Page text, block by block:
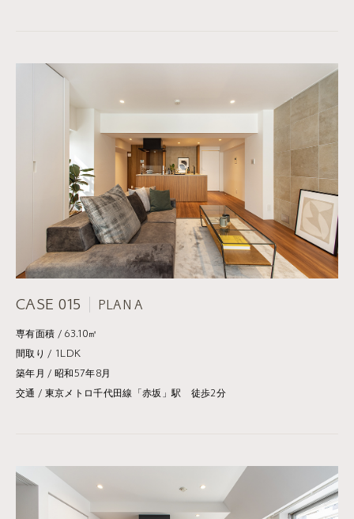
CASE 015 PLAN A
専有面積 / 63.10㎡
間取り / 1LDK
築年月 / 昭和57年8月
交通 / 東京メトロ千代田線「赤坂」駅 徒歩2分